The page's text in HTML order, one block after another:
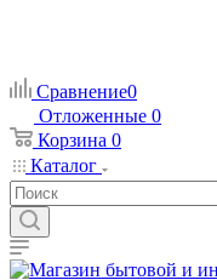
Сравнение0
Отложенные 0
Корзина 0
Каталог